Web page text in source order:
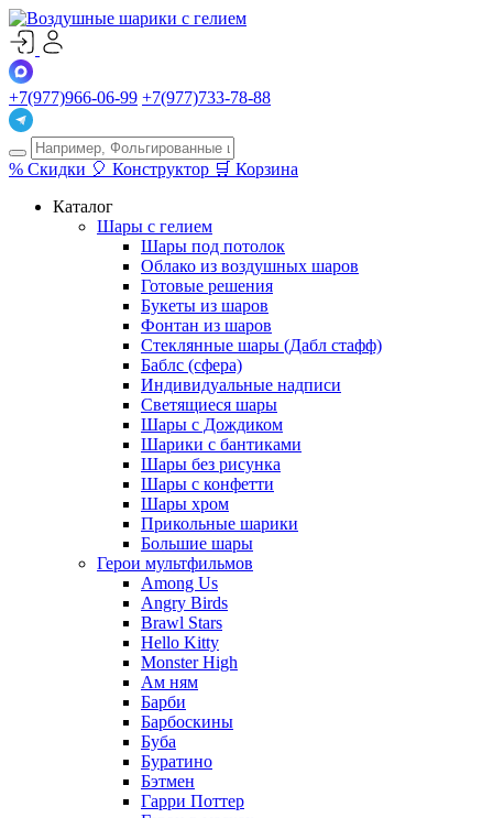
+7(977)966-06-99 +7(977)733-78-88
% Скидки 🎈 Конструктор 🛒 Корзина
Каталог
Шары с гелием
Шары под потолок
Облако из воздушных шаров
Готовые решения
Букеты из шаров
Фонтан из шаров
Стеклянные шары (Дабл стафф)
Баблс (сфера)
Индивидуальные надписи
Светящиеся шары
Шары с Дождиком
Шарики с бантиками
Шары без рисунка
Шары с конфетти
Шары хром
Прикольные шарики
Большие шары
Герои мультфильмов
Among Us
Angry Birds
Brawl Stars
Hello Kitty
Monster High
Ам ням
Барби
Барбоскины
Буба
Буратино
Бэтмен
Гарри Поттер